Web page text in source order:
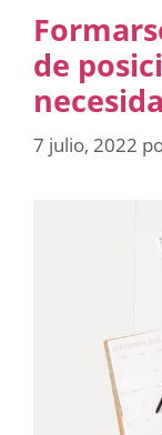
de
7 julio, 2022